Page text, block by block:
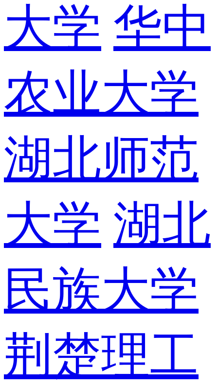
大学 华中
农业大学
湖北师范
大学 湖北
民族大学
荆楚理工